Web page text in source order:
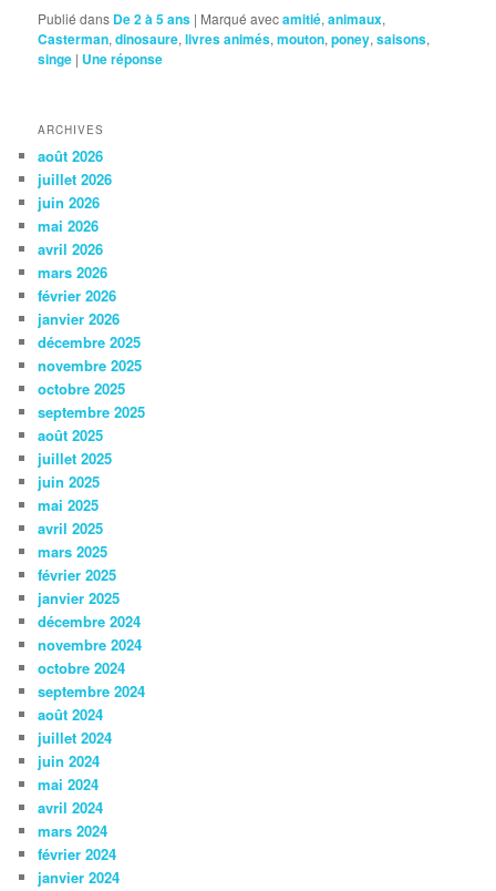
Publié dans De 2 à 5 ans | Marqué avecamitié,animaux,
Casterman,dinosaure,livres animés,mouton,poney,saisons,
singe | Uneréponse
ARCHIVES
août 2026
juillet 2026
juin 2026
mai 2026
avril 2026
mars 2026
février 2026
janvier 2026
décembre 2025
novembre 2025
octobre 2025
septembre 2025
août 2025
juillet 2025
juin 2025
mai 2025
avril 2025
mars 2025
février 2025
janvier 2025
décembre 2024
novembre 2024
octobre 2024
septembre 2024
août 2024
juillet 2024
juin 2024
mai 2024
avril 2024
mars 2024
février 2024
janvier 2024